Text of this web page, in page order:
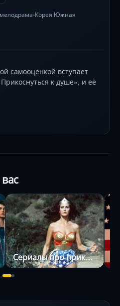
мелодрама•Корея Южная
самооценкой вступает
к душе», и её
Сериалы про приключения